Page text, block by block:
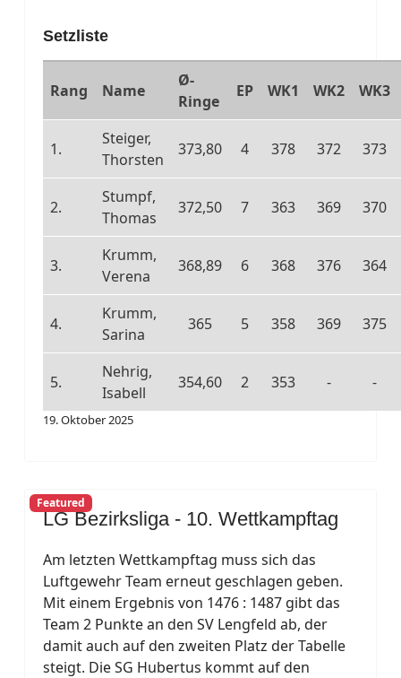
Setzliste
Rang Name
Ø-
Ringe
EP WK1 WK2 WK3
1.
Steiger,
Thorsten
373,80 4 378 372 373
2.
Stumpf,
Thomas
372,50 7 363 369 370
3.
Krumm,
Verena
368,89 6 368 376 364
4.
Krumm,
Sarina
365 5 358 369 375
5.
Nehrig,
Isabell
354,60 2 353 - -
19. Oktober 2025
Featured
LG Bezirksliga - 10. Wettkampftag
Am letzten Wettkampftag muss sich das
Luftgewehr Team erneut geschlagen geben.
Mit einem Ergebnis von 1476 : 1487 gibt das
Team 2 Punkte an den SV Lengfeld ab, der
damit auch auf den zweiten Platz der Tabelle
steigt. Die SG Hubertus kommt auf den